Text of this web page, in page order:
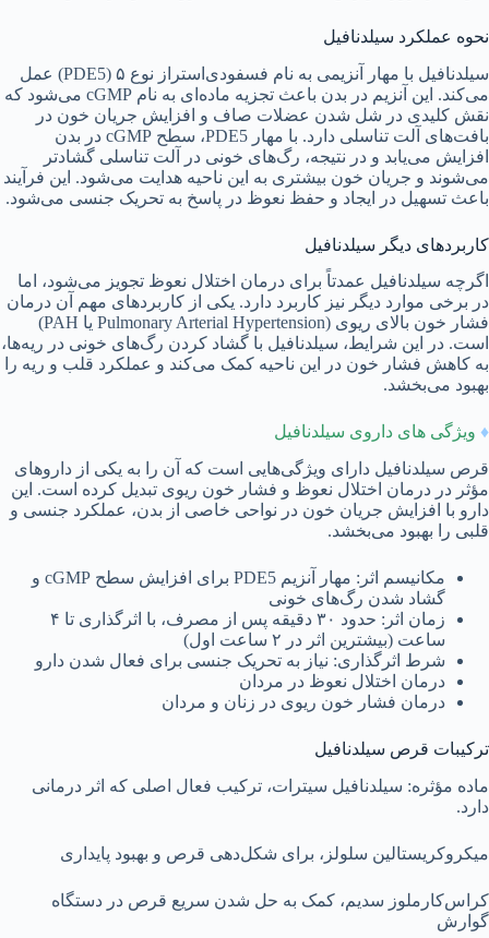
نحوه عملکرد سیلدنافیل
سیلدنافیل با مهار آنزیمی به نام فسفودی‌استراز نوع ۵ (PDE5) عمل
می‌کند. این آنزیم در بدن باعث تجزیه ماده‌ای به نام cGMP می‌شود که
نقش کلیدی در شل شدن عضلات صاف و افزایش جریان خون در
بافت‌های آلت تناسلی دارد. با مهار PDE5، سطح cGMP در بدن
افزایش می‌یابد و در نتیجه، رگ‌های خونی در آلت تناسلی گشادتر
می‌شوند و جریان خون بیشتری به این ناحیه هدایت می‌شود. این فرآیند
باعث تسهیل در ایجاد و حفظ نعوظ در پاسخ به تحریک جنسی می‌شود.
کاربردهای دیگر سیلدنافیل
اگرچه سیلدنافیل عمدتاً برای درمان اختلال نعوظ تجویز می‌شود، اما
در برخی موارد دیگر نیز کاربرد دارد. یکی از کاربردهای مهم آن درمان
فشار خون بالای ریوی (Pulmonary Arterial Hypertension یا PAH)
است. در این شرایط، سیلدنافیل با گشاد کردن رگ‌های خونی در ریه‌ها،
به کاهش فشار خون در این ناحیه کمک می‌کند و عملکرد قلب و ریه را
بهبود می‌بخشد.
♦ ویژگی های داروی سیلدنافیل
قرص سیلدنافیل دارای ویژگی‌هایی است که آن را به یکی از داروهای
مؤثر در درمان اختلال نعوظ و فشار خون ریوی تبدیل کرده است. این
دارو با افزایش جریان خون در نواحی خاصی از بدن، عملکرد جنسی و
قلبی را بهبود می‌بخشد.
مکانیسم اثر: مهار آنزیم PDE5 برای افزایش سطح cGMP و
گشاد شدن رگ‌های خونی
زمان اثر: حدود ۳۰ دقیقه پس از مصرف، با اثرگذاری تا ۴
ساعت (بیشترین اثر در ۲ ساعت اول)
شرط اثرگذاری: نیاز به تحریک جنسی برای فعال شدن دارو
درمان اختلال نعوظ در مردان
درمان فشار خون ریوی در زنان و مردان
ترکیبات قرص سیلدنافیل
ماده مؤثره: سیلدنافیل سیترات، ترکیب فعال اصلی که اثر درمانی
دارد.
میکروکریستالین سلولز، برای شکل‌دهی قرص و بهبود پایداری
کراس‌کارملوز سدیم، کمک به حل شدن سریع قرص در دستگاه
گوارش